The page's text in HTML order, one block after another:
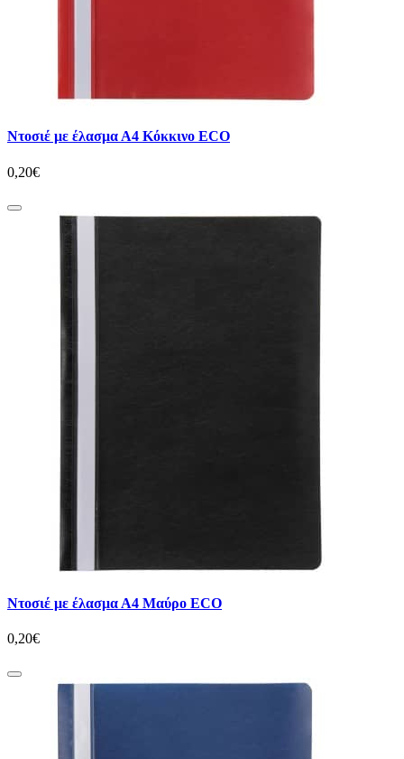
Ντοσιέ με έλασμα Α4 Κόκκινο ECO
0,20€
Ντοσιέ με έλασμα Α4 Μαύρο ECO
0,20€